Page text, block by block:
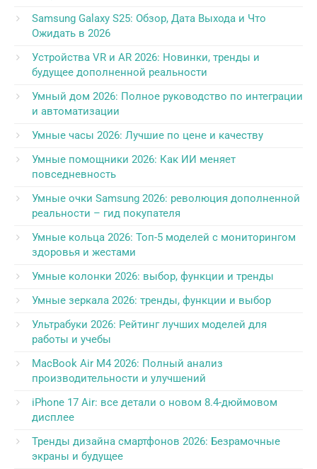
Samsung Galaxy S25: Обзор, Дата Выхода и Что
Ожидать в 2026
Устройства VR и AR 2026: Новинки, тренды и
будущее дополненной реальности
Умный дом 2026: Полное руководство по интеграции
и автоматизации
Умные часы 2026: Лучшие по цене и качеству
Умные помощники 2026: Как ИИ меняет
повседневность
Умные очки Samsung 2026: революция дополненной
реальности – гид покупателя
Умные кольца 2026: Топ-5 моделей с мониторингом
здоровья и жестами
Умные колонки 2026: выбор, функции и тренды
Умные зеркала 2026: тренды, функции и выбор
Ультрабуки 2026: Рейтинг лучших моделей для
работы и учебы
MacBook Air M4 2026: Полный анализ
производительности и улучшений
iPhone 17 Air: все детали о новом 8.4-дюймовом
дисплее
Тренды дизайна смартфонов 2026: Безрамочные
экраны и будущее